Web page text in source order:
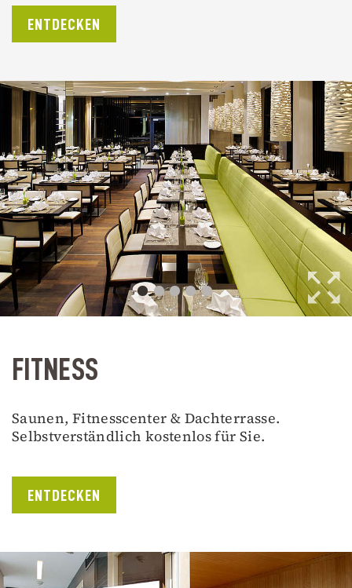
ENTDECKEN
FITNESS
Saunen, Fitnesscenter & Dachterrasse.
Selbstverständlich kostenlos für Sie.
ENTDECKEN